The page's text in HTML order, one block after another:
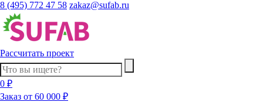
8 (495) 772 47 58 zakaz@sufab.ru
Рассчитать проект
0 ₽
Заказ от 60 000 ₽